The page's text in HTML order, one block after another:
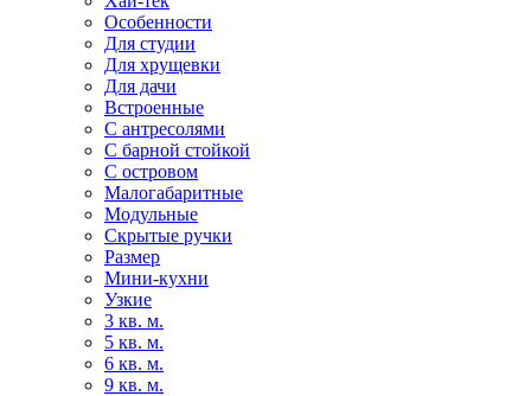
Особенности
Для студии
Для хрущевки
Для дачи
Встроенные
С антресолями
С барной стойкой
С островом
Малогабаритные
Модульные
Скрытые ручки
Размер
Мини-кухни
Узкие
3 кв. м.
5 кв. м.
6 кв. м.
9 кв. м.